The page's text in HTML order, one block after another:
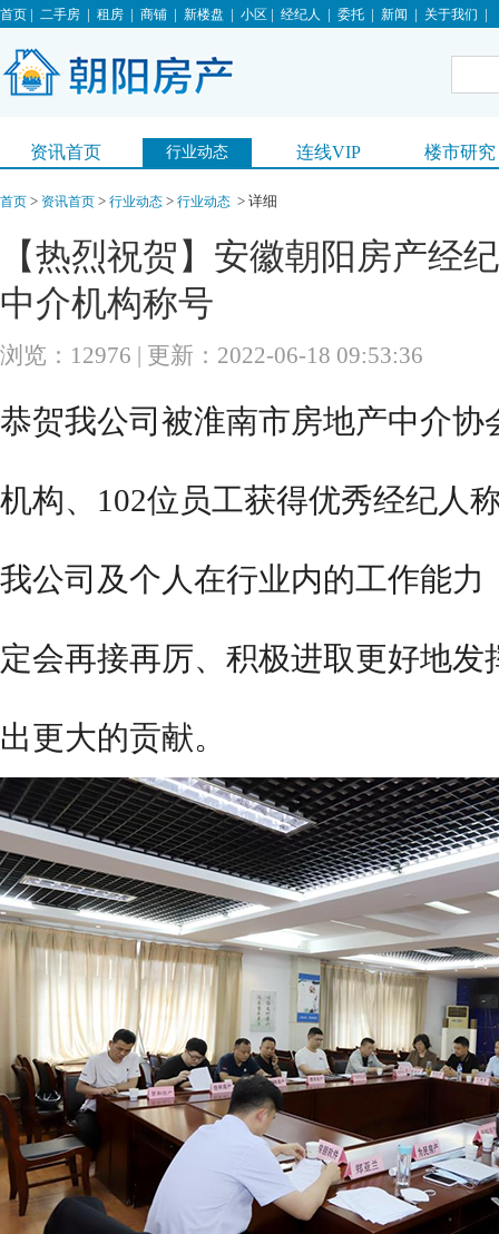
首页 | 二手房 | 租房 | 商铺 | 新楼盘 | 小区 | 经纪人 | 委托 | 新闻 | 关于我们 |
资讯首页 行业动态 连线VIP 楼市研究
首页 > 资讯首页 > 行业动态 > 行业动态 > 详细
【热烈祝贺】安徽朝阳房产经
中介机构称号
浏览：12976 | 更新：2022-06-18 09:53:36
恭贺我公司被淮南市房地产中介协
机构、 102位员工获得优秀经纪人
我公司及个人在行业内的工作能力
定会再接再厉、积极进取更好地发
出更大的贡献。